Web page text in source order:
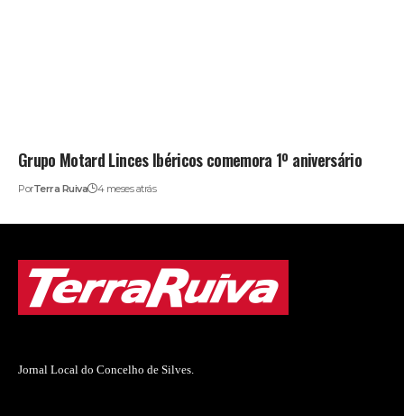
Grupo Motard Linces Ibéricos comemora 1º aniversário
PorTerra Ruiva 4 meses atrás
Jornal Local do Concelho de Silves.